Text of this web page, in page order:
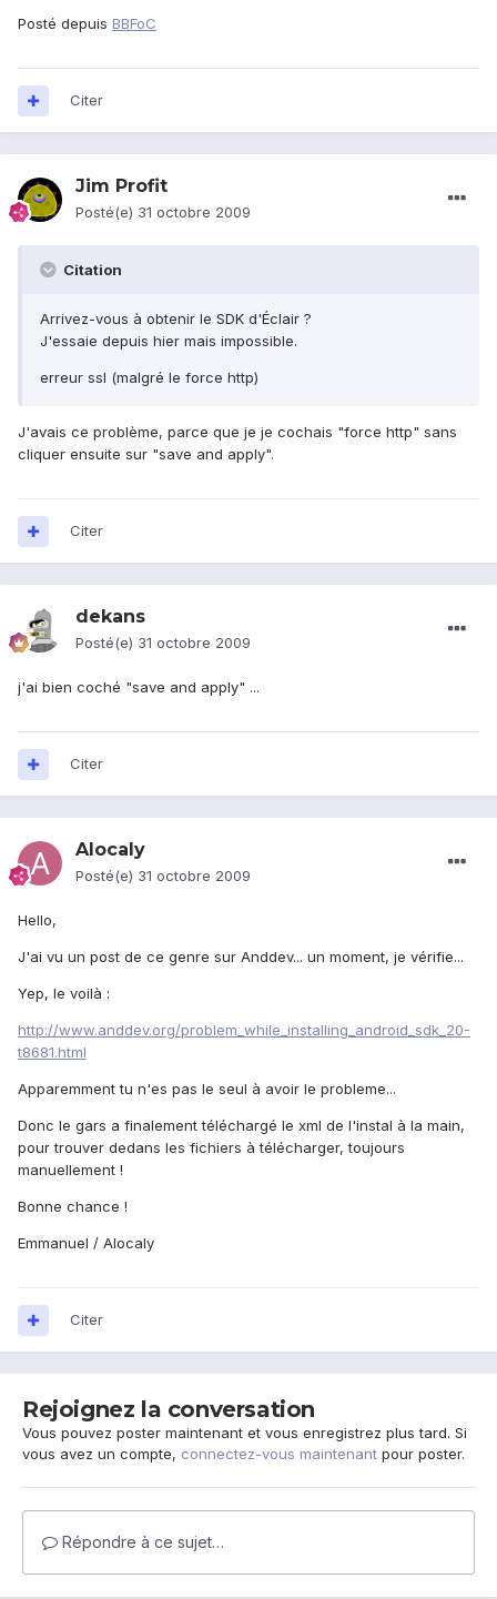
Posté depuis BBFoC
Citer
Jim Profit
Posté(e) 31 octobre 2009
Citation
Arrivez-vous à obtenir le SDK d'Éclair ?
J'essaie depuis hier mais impossible.
erreur ssl (malgré le force http)
J'avais ce problème, parce que je je cochais "force http" sans
cliquer ensuite sur "save and apply".
Citer
dekans
Posté(e) 31 octobre 2009
j'ai bien coché "save and apply" ...
Citer
Alocaly
Posté(e) 31 octobre 2009
Hello,
J'ai vu un post de ce genre sur Anddev... un moment, je vérifie...
Yep, le voilà :
http://www.anddev.org/problem_while_installing_android_sdk_20-
t8681.html
Apparemment tu n'es pas le seul à avoir le probleme...
Donc le gars a finalement téléchargé le xml de l'instal à la main,
pour trouver dedans les fichiers à télécharger, toujours
manuellement !
Bonne chance !
Emmanuel / Alocaly
Citer
Rejoignez la conversation
Vous pouvez poster maintenant et vous enregistrez plus tard. Si
vous avez un compte, connectez-vous maintenant pour poster.
Répondre à ce sujet…